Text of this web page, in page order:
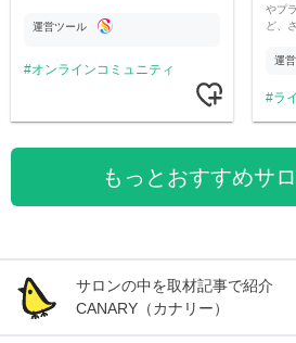
運営ツール
オンラインコミュニティ
やプ
ど、
運
ラ
もっとおすすめサ
サロンの中を取材記事で紹介
CANARY（カナリー）